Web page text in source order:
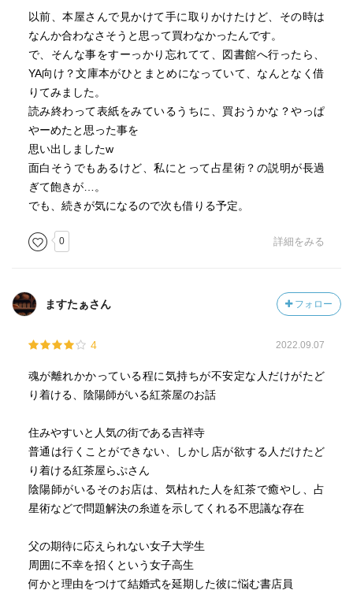
以前、本屋さんで見かけて手に取りかけたけど、その時は
なんか合わなさそうと思って買わなかったんです。
で、そんな事をすーっかり忘れてて、図書館へ行ったら、
YA向け？文庫本がひとまとめになっていて、なんとなく借
りてみました。
読み終わって表紙をみているうちに、買おうかな？やっぱ
やーめたと思った事を
思い出しましたw
面白そうでもあるけど、私にとって占星術？の説明が長過
ぎて飽きが…。
でも、続きが気になるので次も借りる予定。
0 詳細をみる
ますたぁさん フォロー
4 2022.09.07
魂が離れかかっている程に気持ちが不安定な人だけがたど
り着ける、陰陽師がいる紅茶屋のお話
住みやすいと人気の街である吉祥寺
普通は行くことができない、しかし店が欲する人だけたど
り着ける紅茶屋らぷさん
陰陽師がいるそのお店は、気枯れた人を紅茶で癒やし、占
星術などで問題解決の糸道を示してくれる不思議な存在
父の期待に応えられない女子大学生
周囲に不幸を招くという女子高生
何かと理由をつけて結婚式を延期した彼に悩む書店員